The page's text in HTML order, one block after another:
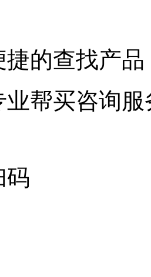
的查找产品
业帮买咨询服
码